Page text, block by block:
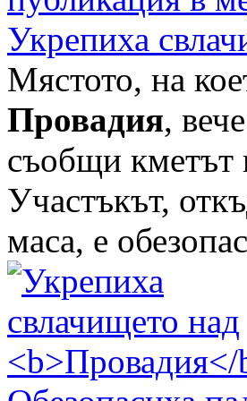
Укрепиха
Мястото, на
Провадия,
съобщи кметът
Участъкът,
маса, е